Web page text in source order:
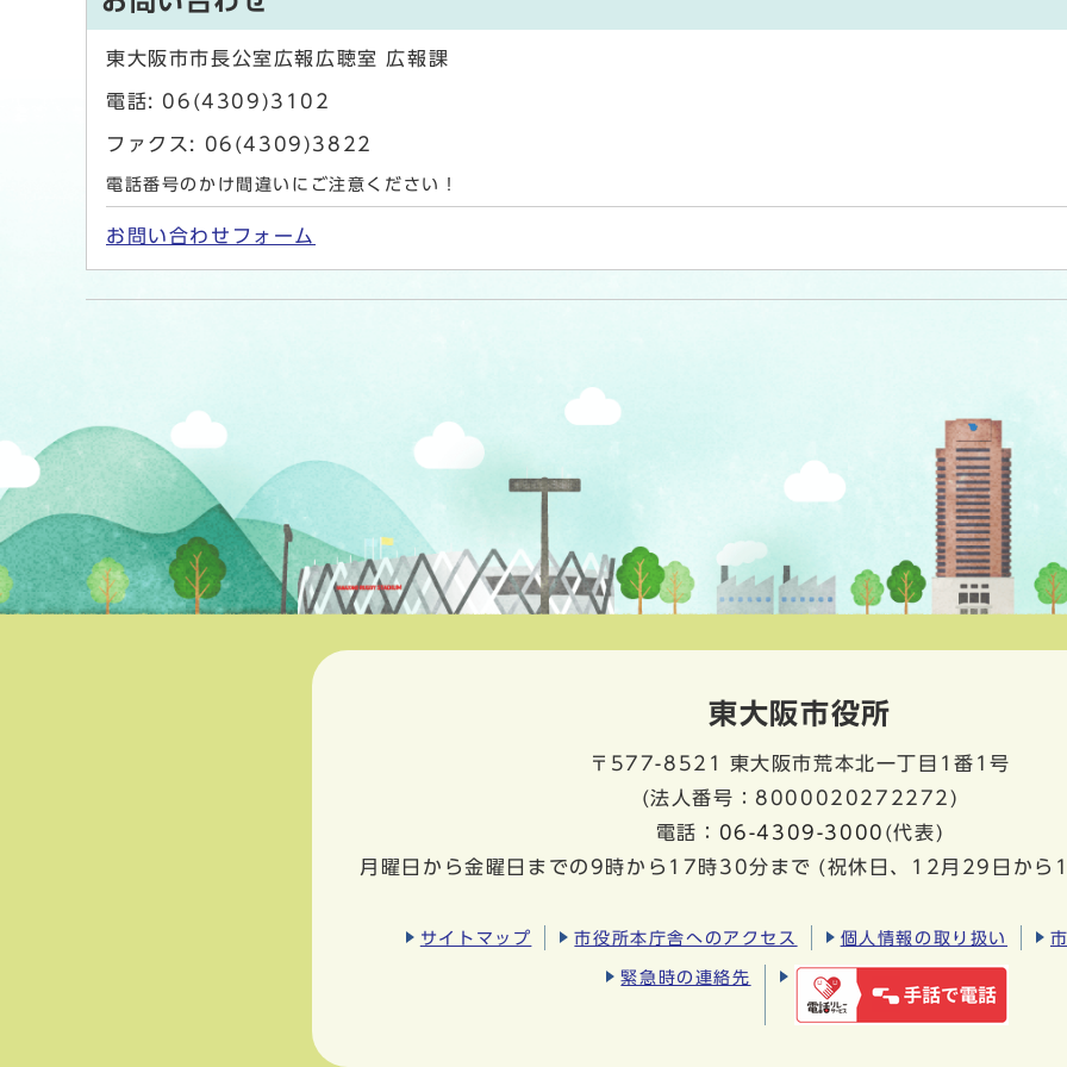
東大阪市市長公室広報広聴室 広報課
電話: 06(4309)3102
ファクス: 06(4309)3822
電話番号のかけ間違いにご注意ください！
お問い合わせフォーム
東大阪市役所
〒577-8521
東大阪市荒本北一丁目1番1号
(法人番号：8000020272272)
電話： 06-4309-3000 (代表)
月曜日から金曜日までの9時から17時30分まで (祝休日、12月29日から
サイトマップ 市役所本庁舎へのアクセス 個人情報の取り扱い
緊急時の連絡先